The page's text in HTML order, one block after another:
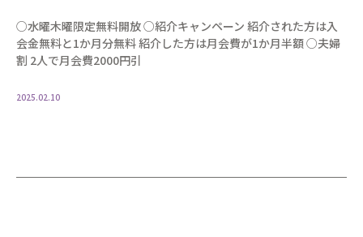
○水曜木曜限定無料開放 ○紹介キャンペーン 紹介された方は入
会金無料と1か月分無料 紹介した方は月会費が1か月半額 ○夫婦
割 2人で月会費2000円引
2025.02.10